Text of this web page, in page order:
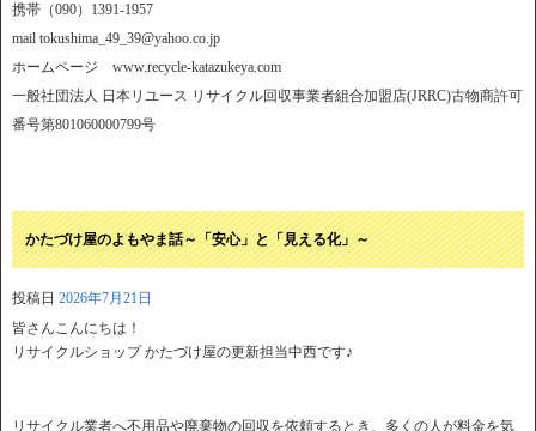
携帯（090）1391-1957
mail tokushima_49_39@yahoo.co.jp
ホームページ www.recycle-katazukeya.com
一般社団法人 日本リユース リサイクル回収事業者組合加盟店(JRRC)古物商許可
番号第801060000799号
かたづけ屋のよもやま話～「安心」と「見える化」～
投稿日 2026年7月21日
皆さんこんにちは！
リサイクルショップ かたづけ屋の更新担当中西です♪
リサイクル業者へ不用品や廃棄物の回収を依頼するとき、多くの人が料金を気